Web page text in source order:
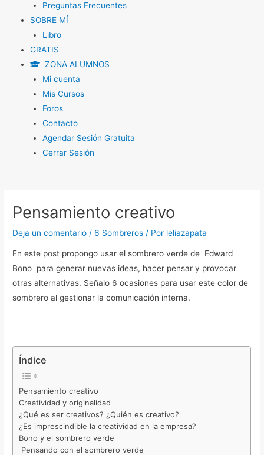
Preguntas Frecuentes
SOBRE MÍ
Libro
GRATIS
ZONA ALUMNOS
Mi cuenta
Mis Cursos
Foros
Contacto
Agendar Sesión Gratuita
Cerrar Sesión
Pensamiento creativo
Deja un comentario /6 Sombreros / Por leliazapata
En este post propongo usar el sombrero verde de Edward
Bono para generar nuevas ideas, hacer pensar y provocar
otras alternativas. Señalo 6 ocasiones para usar este color de
sombrero al gestionar la comunicación interna.
Índice
Pensamiento creativo
Creatividad y originalidad
¿Qué es ser creativos? ¿Quién es creativo?
¿Es imprescindible la creatividad en la empresa?
Bono y el sombrero verde
Pensando con el sombrero verde
entradas